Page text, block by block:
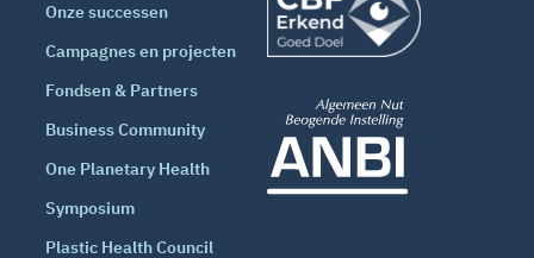
Onze successen
Campagnes en projecten
Fondsen & Partners
Business Community
One Planetary Health
Symposium
Plastic Health Council